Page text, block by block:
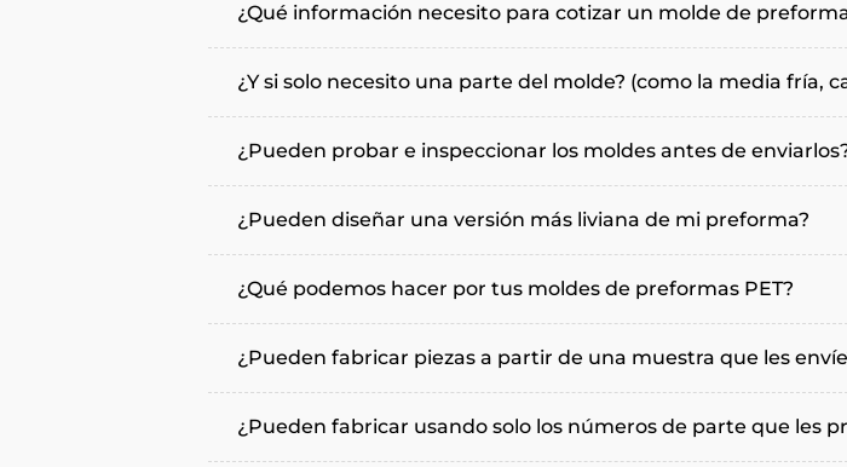
¿Qué información necesito para cotizar un molde de
¿Y si solo necesito una parte del molde? (como la media fría,
¿Pueden probar e inspeccionar los moldes antes de
¿Pueden diseñar una versión más liviana de mi preforma?
¿Qué podemos hacer por tus moldes de preformas PET?
¿Pueden fabricar piezas a partir de una muestra que les
¿Pueden fabricar usando solo los números de parte que les